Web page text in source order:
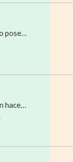
pose…
hace…